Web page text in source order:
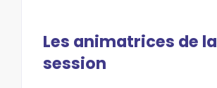
Les animatrices de la
session